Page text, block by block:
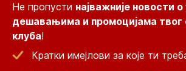
Не пропусти најважније новости
дешавањима и промоцијама твог
клуба!
Кратки имејлови за које ти